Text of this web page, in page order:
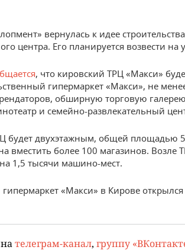
вернулась к идее
центра. Его планируется возвести на
, что кировский ТРЦ «Макси»
гипермаркет «Макси», не
обширную торговую
и семейно-развлекательный
будет двухэтажным, общей площадью
вместить более 100 магазинов. Возле
1,5 тысячи машино-мест.
«Макси» в Кирове
телеграм-канал, группу